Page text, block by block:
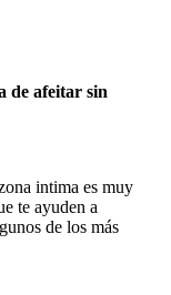
de afeitar sin
intima es muy
te ayuden a
de los más